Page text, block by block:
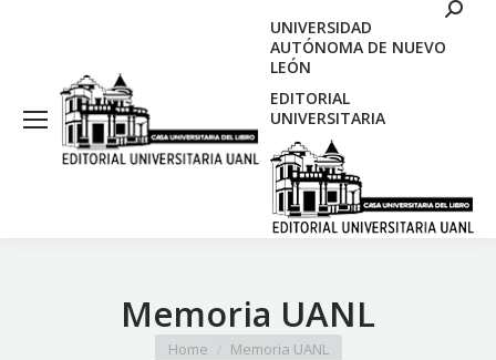
UNIVERSIDAD
AUTÓNOMA DE NUEVO
LEÓN
EDITORIAL
UNIVERSITARIA
Memoria UANL
You are here:
Home Memoria UANL